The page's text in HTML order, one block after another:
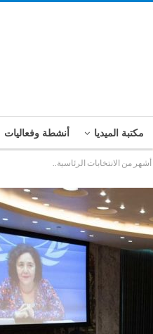
مكتبة الميديا أنشطة وفعاليات
من الانتخابات الرئاسية..